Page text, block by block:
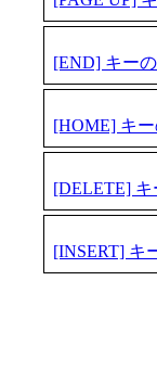
[END] キー
[HOME] キ
[DELETE]
[INSERT] キ